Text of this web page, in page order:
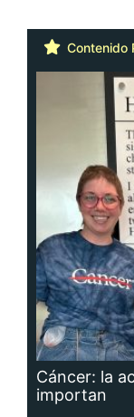
Contenido
Cáncer: la
importan